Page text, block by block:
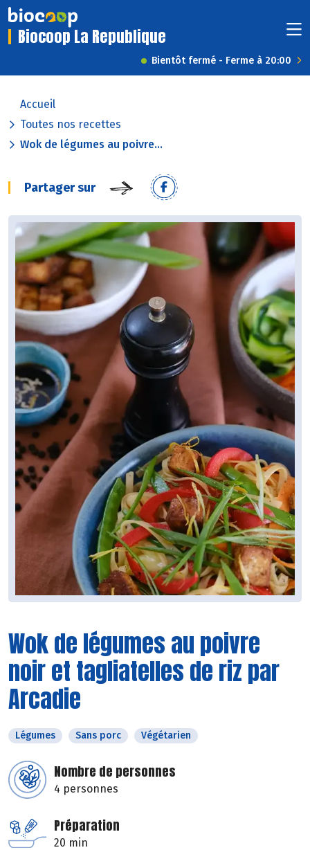
Biocoop La Republique
Bientôt fermé - Ferme à 20:00
Accueil
Toutes nos recettes
Wok de légumes au poivre...
Partager sur
Wok de légumes au poivre
noir et tagliatelles de riz par
Arcadie
Légumes Sans porc Végétarien
Nombre de personnes
4 personnes
Préparation
20 min